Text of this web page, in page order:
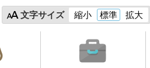
文字サイズ 縮小 標準 拡大